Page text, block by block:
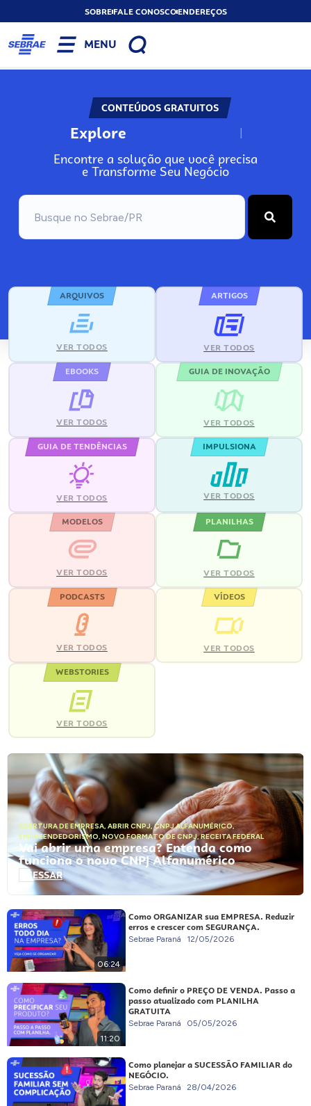
SOBREFALE CONOSCOENDEREÇOS
MENU
CONTEÚDOS GRATUITOS
Explore N
Encontre a solução que você precisa
e Transforme Seu Negócio
ARQUIVOS
VER TODOS
ARTIGOS
VER TODOS
EBOOKS
VER TODOS
GUIA DE INOVAÇÃO
VER TODOS
GUIA DE TENDÊNCIAS
VER TODOS
IMPULSIONA
VER TODOS
MODELOS
VER TODOS
PLANILHAS
VER TODOS
PODCASTS
VER TODOS
VÍDEOS
VER TODOS
WEBSTORIES
VER TODOS
ABERTURA DE EMPRESA, ABRIR CNPJ,CNPJ ALFANUMÉRICO,
EMPREENDEDORISMO, NOVO FORMATO DE CNPJ,RECEITA FEDERAL
Vai abrir uma empresa? Entenda como
funciona o novo CNPJ Alfanumérico
ACESSAR
06:24
Como ORGANIZAR sua EMPRESA. Reduzir
erros e crescer com SEGURANÇA.
Sebrae Paraná 12/05/2026
11:20
Como definir o PREÇO DE VENDA. Passo a
passo atualizado com PLANILHA
GRATUITA
Sebrae Paraná 05/05/2026
Como planejar a SUCESSÃO FAMILIAR do
NEGÓCIO.
Sebrae Paraná 28/04/2026